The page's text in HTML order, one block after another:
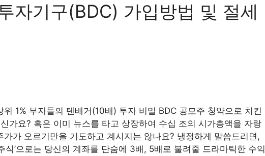
자기구(BDC) 가입방법 및 절세
위 1% 부자들의 텐배거(10배) 투자 비밀 BDC 공모주 청약으로 치킨
가요? 혹은 이미 뉴스를 타고 상장하여 수십 조의 시가총액을 자랑
가 오르기만을 기도하고 계시지는 않나요? 냉정하게 말씀드리면,
식’으로는 당신의 계좌를 단숨에 3배, 5배로 불려줄 드라마틱한 수익